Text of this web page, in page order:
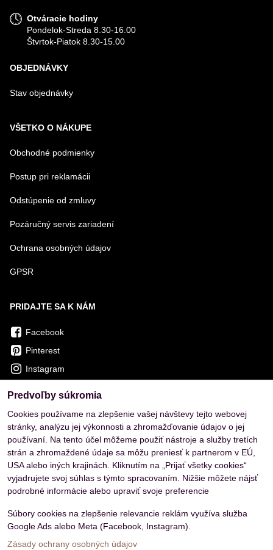
Otváracie hodiny
Pondelok-Streda 8.30-16.00
Štvrtok-Piatok 8.30-15.00
OBJEDNÁVKY
Stav objednávky
VŠETKO O NÁKUPE
Obchodné podmienky
Postup pri reklamácii
Odstúpenie od zmluvy
Pozáručný servis zariadení
Ochrana osobných údajov
GPSR
PRIDAJTE SA K NÁM
Facebook
Pinterest
Instagram
Predvoľby súkromia
Cookies používame na zlepšenie vašej návštevy tejto webovej
stránky, analýzu jej výkonnosti a zhromažďovanie údajov o jej
používaní. Na tento účel môžeme použiť nástroje a služby tretích
strán a zhromaždené údaje sa môžu preniesť k partnerom v EÚ,
USA alebo iných krajinách. Kliknutím na „Prijať všetky cookies“
vyjadrujete svoj súhlas s týmto spracovaním. Nižšie môžete nájsť
podrobné informácie alebo upraviť svoje preferencie
Súbory cookies na zlepšenie relevancie reklám využíva služba
Google Ads alebo Meta (Facebook, Instagram).
Zásady ochrany osobných údajov